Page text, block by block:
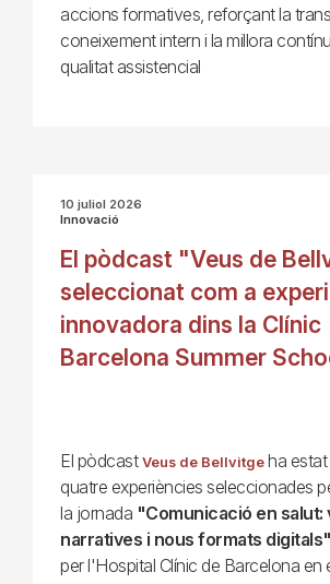
accions formatives, reforçant la
coneixement intern i la millora
qualitat assistencial
10 juliol 2026
Innovació
El pòdcast "Veus de
seleccionat com a
innovadora dins la Clínic
Barcelona Summer
El pòdcast Veus de Bellvitgeha estat
quatre experiències seleccionades
la jornada "Comunicació en salut:
narratives i nous formats digitals"
per l'Hospital Clínic de Barcelona en